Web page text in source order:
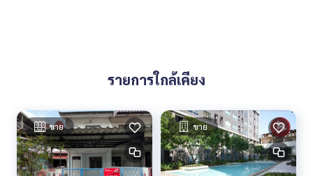
- โรงพยาบางเจ้าพระยา
- โรงพยาบาลตา หู คอ จมูก
- อยู่ในแหล่งร้านอาหาร
ราคา : 1,450,000 บาท
รายการใกล้เคียง
ขาย ขาย